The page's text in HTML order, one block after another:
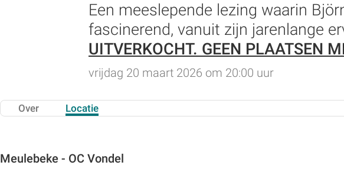
Een meeslepende lezing waarin
fascinerend, vanuit zijn jarenlange
UITVERKOCHT. GEEN PLAATSEN
vrijdag 20 maart 2026 om 20:00 uur
Over Locatie
Meulebeke - OC Vondel